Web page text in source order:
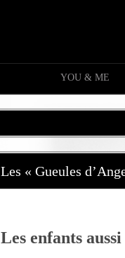
YOU & ME
Les « Gueules
Les enfants